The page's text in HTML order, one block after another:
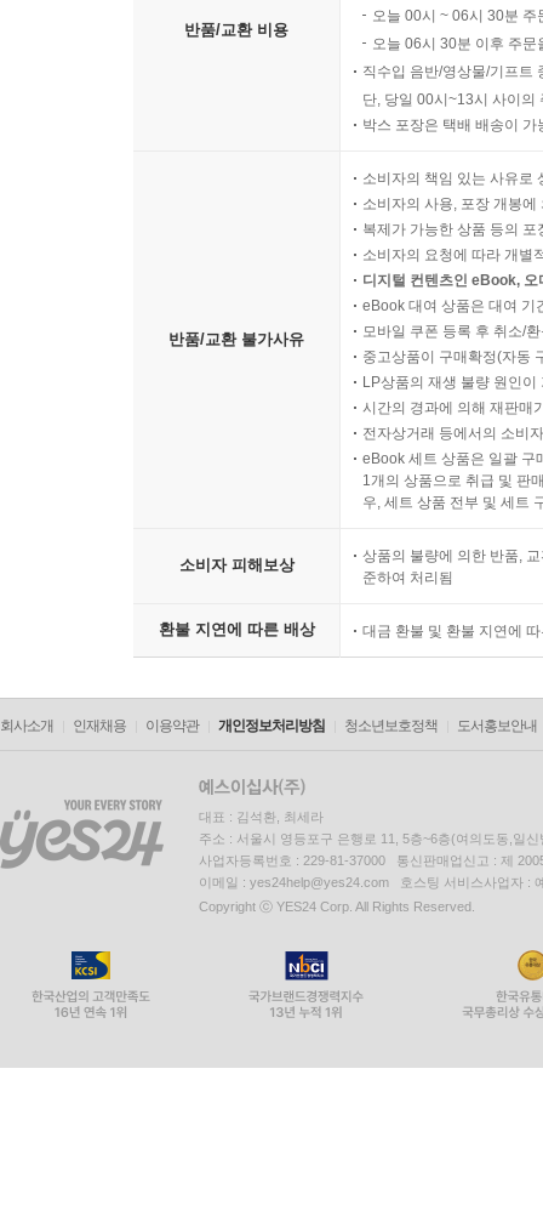
반품/교환 비용
오늘 00시 ~ 06시 30분
오늘 06시 30분 이후 주
직수입 음반/영상물/기프트
단, 당일 00시~13시 사이의
박스 포장은 택배 배송이
반품/교환 불가사유
소비자의 책임 있는 사유로
소비자의 사용, 포장 개봉
복제가 가능한 상품 등의
소비자의 요청에 따라 개별
디지털 컨텐츠인 eBook,
eBook 대여 상품은 대여 기
모바일 쿠폰 등록 후 취소/
중고상품이 구매확정(자동
LP상품의 재생 불량 원인
시간의 경과에 의해 재판매
전자상거래 등에서의 소비
eBook 세트 상품은 일괄 구
1개의 상품으로 취급 및 판
우, 세트 상품 전부 및 세트
소비자 피해보상
상품의 불량에 의한 반품,
준하여 처리됨
환불 지연에 따른 배상 대금 환불 및 환불 지연에
회사소개 인재채용 이용약관 개인정보처리방침 청소년보호정책 도서홍보안내
대표 : 김석환, 최세라
주소 : 서울시 영등포구 은행로 11, 5층~6층(여의도동,일신
사업자등록번호 : 229-81-37000 통신판매업신고 : 제
이메일 : yes24help@yes24.com 호스팅 서비스사업자 :
Copyright ⓒ YES24 Corp. All Rights Reserved.